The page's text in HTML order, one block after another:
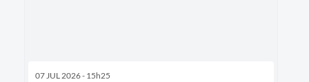
07 JUL 2026 - 15h25